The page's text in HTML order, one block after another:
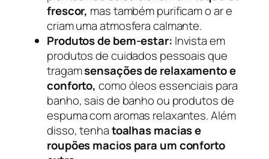
frescor, mas também purificam o ar e
criam uma atmosfera calmante.
Produtos de bem-estar: Invista em
produtos de cuidados pessoais que
tragamsensações de relaxamento e
conforto, como óleos essenciais para
banho, sais de banho ou produtos de
espuma com aromas relaxantes. Além
disso, tenhatoalhas macias e
roupões macios para um conforto